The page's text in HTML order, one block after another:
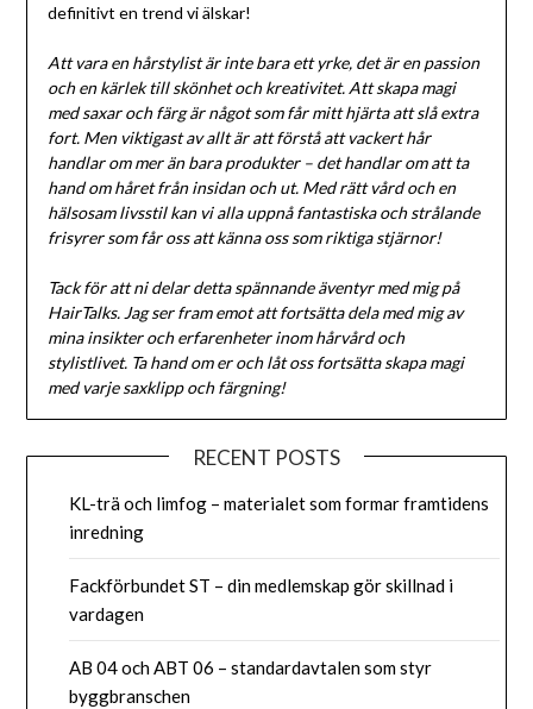
definitivt en trend vi älskar!
Att vara en hårstylist är inte bara ett yrke, det är en passion
och en kärlek till skönhet och kreativitet. Att skapa magi
med saxar och färg är något som får mitt hjärta att slå extra
fort. Men viktigast av allt är att förstå att vackert hår
handlar om mer än bara produkter – det handlar om att ta
hand om håret från insidan och ut. Med rätt vård och en
hälsosam livsstil kan vi alla uppnå fantastiska och strålande
frisyrer som får oss att känna oss som riktiga stjärnor!
Tack för att ni delar detta spännande äventyr med mig på
HairTalks. Jag ser fram emot att fortsätta dela med mig av
mina insikter och erfarenheter inom hårvård och
stylistlivet. Ta hand om er och låt oss fortsätta skapa magi
med varje saxklipp och färgning!
RECENT POSTS
KL-trä och limfog – materialet som formar framtidens
inredning
Fackförbundet ST – din medlemskap gör skillnad i
vardagen
AB 04 och ABT 06 – standardavtalen som styr
byggbranschen